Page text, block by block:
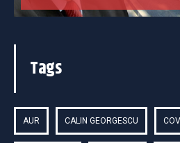
Tags
AUR CALIN GEORGESCU